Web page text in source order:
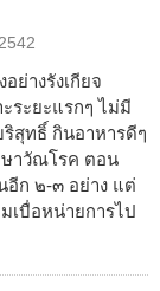
ย่างรังเกียจ
ระยะแรกๆ ไม่มี
สุทธิ์ กินอาหารดีๆ
ษาวัณโรค ตอน
อีก ๒-๓ อย่าง แต่
เบื่อหน่ายการไป